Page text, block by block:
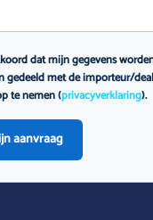
dat mijn gegevens
gedeeld met de importeur/
te nemen (privacyverklaring).
aanvraag